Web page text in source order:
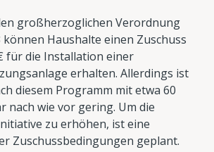
großherzoglichen Verordnung
können Haushalte einen Zuschuss
für die Installation einer
erhalten. Allerdings ist
diesem Programm mit etwa 60
nach wie vor gering. Um die
zu erhöhen, ist eine
Zuschussbedingungen geplant.